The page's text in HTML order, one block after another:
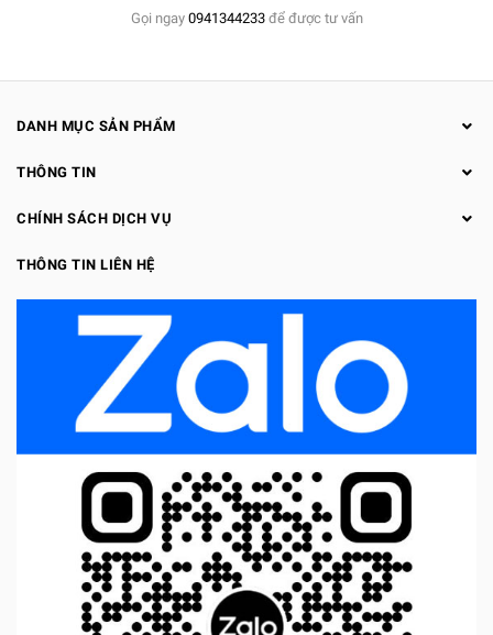
Gọi ngay 0941344233để được tư vấn
DANH MỤC SẢN PHẨM
THÔNG TIN
CHÍNH SÁCH DỊCH VỤ
THÔNG TIN LIÊN HỆ